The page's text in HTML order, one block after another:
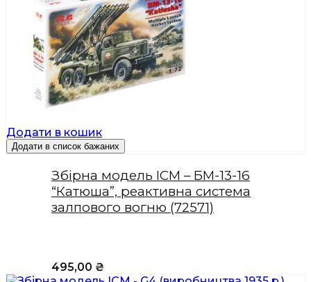
Додати в кошик
Додати в список бажаних
Збірна модель ICM – БМ-13-16
“Катюша”, реактивна система
залпового вогню (72571)
495,00 ₴